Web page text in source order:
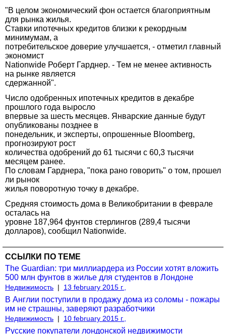
"В целом экономический фон остается благоприятным
для рынка жилья.
Ставки ипотечных кредитов близки к рекордным
минимумам, а
потребительское доверие улучшается, - отметил главный
экономист
Nationwide Роберт Гарднер. - Тем не менее активность
на рынке является
сдержанной".
Число одобренных ипотечных кредитов в декабре
прошлого года выросло
впервые за шесть месяцев. Январские данные будут
опубликованы позднее в
понедельник, и эксперты, опрошенные Bloomberg,
прогнозируют рост
количества одобрений до 61 тысячи с 60,3 тысячи
месяцем ранее.
По словам Гарднера, "пока рано говорить" о том, прошел
ли рынок
жилья поворотную точку в декабре.
Средняя стоимость дома в Великобритании в феврале
осталась на
уровне 187,964 фунтов стерлингов (289,4 тысячи
долларов), сообщил Nationwide.
ССЫЛКИ ПО ТЕМЕ
The Guardian: три миллиардера из России хотят вложить
500 млн фунтов в жилье для студентов в Лондоне
Недвижимость | 13 february 2015 г.,
В Англии поступили в продажу дома из соломы - пожары
им не страшны, заверяют разработчики
Недвижимость | 10 february 2015 г.,
Русские покупатели лондонской недвижимости